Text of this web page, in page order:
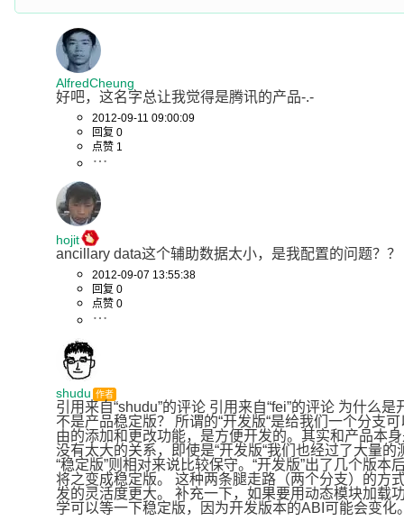
AlfredCheung
好吧，这名字总让我觉得是腾讯的产品-.-
2012-09-11 09:00:09
回复 0
点赞 1
hojit
ancillary data这个辅助数据太小，是我配置的问题？？
2012-09-07 13:55:38
回复 0
点赞 0
shudu 作者
引用来自“shudu”的评论 引用来自“fei”的评论 为什么是
不是产品稳定版？ 所谓的“开发版“是给我们一个分支
由的添加和更改功能，是方便开发的。其实和产品本
没有太大的关系，即使是“开发版“我们也经过了大量的
“稳定版”则相对来说比较保守。“开发版”出了几个版本
将之变成稳定版。 这种两条腿走路（两个分支）的方
发的灵活度更大。 补充一下，如果要用动态模块加载
学可以等一下稳定版，因为开发版本的ABI可能会变化